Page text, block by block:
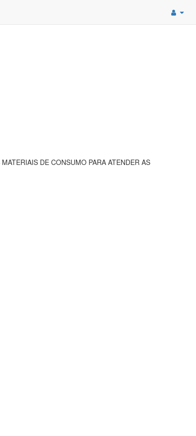
DE CONSUMO PARA ATENDER AS